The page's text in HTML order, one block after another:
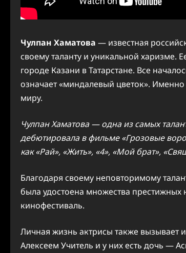
Чулпан Хаматова — известная
своему таланту и уникальной харизме.
городе Казани в Татарстане. Все
означает «миндалевый цветок».
миру.
Чулпан Хаматова — одна из самых
дебютировала в фильме «Грозовые
как «Рай», «Жить», «4», «Мой брат»,
Благодаря своему неповторимому
была удостоена множества
кинофестиваль.
Личная жизнь актрисы также вызывает
Алексеем Учитель и у них есть дочь —